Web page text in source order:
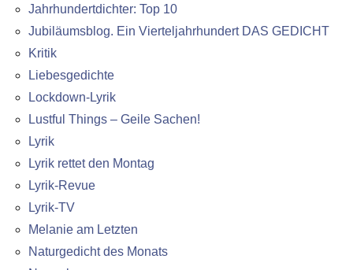
Jahrhundertdichter: Top 10
Jubiläumsblog. Ein Vierteljahrhundert DAS GEDICHT
Kritik
Liebesgedichte
Lockdown-Lyrik
Lustful Things – Geile Sachen!
Lyrik
Lyrik rettet den Montag
Lyrik-Revue
Lyrik-TV
Melanie am Letzten
Naturgedicht des Monats